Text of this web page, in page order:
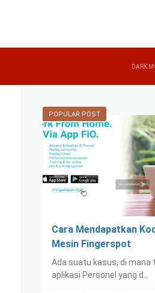
POPULAR POST
Cara Mendapatkan
Mesin Fingerspot
Ada suatu kasus, di mana
aplikasi Personel yang d…